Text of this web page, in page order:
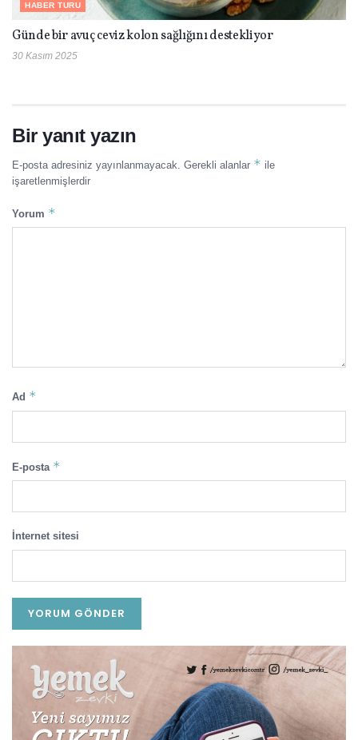
HABER TURU
Günde bir avuç ceviz kolon sağlığını destekliyor
30 Kasım 2025
Bir yanıt yazın
E-posta adresiniz yayınlanmayacak. Gerekli alanlar * ile
işaretlenmişlerdir
Yorum *
Ad *
E-posta *
İnternet sitesi